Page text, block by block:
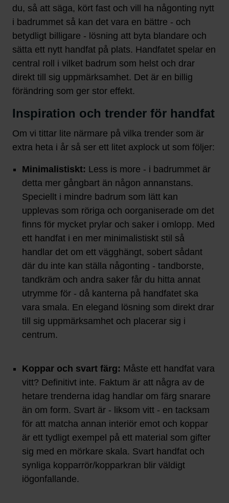
du, så att säga, kört fast och vill ha någonting nytt
i badrummet så kan det vara en bättre - och
betydligt billigare - lösning att byta blandare och
sätta ett nytt handfat på plats. Handfatet spelar en
central roll i vilket badrum som helst och drar
direkt till sig uppmärksamhet. Det är en billig
förändring som ger stor effekt.
Inspiration och trender för handfat
Om vi tittar lite närmare på vilka trender som är
extra heta i år så ser ett litet axplock ut som följer:
Minimalistiskt: Less is more - i badrummet är
detta mer gångbart än någon annanstans.
Speciellt i mindre badrum som lätt kan
upplevas som röriga och oorganiserade om det
finns för mycket prylar och saker i omlopp. Med
ett handfat i en mer minimalistiskt stil så
handlar det om ett vägghängt, sobert sådant
där du inte kan ställa någonting - tandborste,
tandkräm och andra saker får du hitta annat
utrymme för - då kanterna på handfatet ska
vara smala. En elegand lösning som direkt drar
till sig uppmärksamhet och placerar sig i
centrum.
Koppar och svart färg: Måste ett handfat vara
vitt? Definitivt inte. Faktum är att några av de
hetare trenderna idag handlar om färg snarare
än om form. Svart är - liksom vitt - en tacksam
för att matcha annan interiör emot och koppar
är ett tydligt exempel på ett material som gifter
sig med en mörkare skala. Svart handfat och
synliga kopparrör/kopparkran blir väldigt
iögonfallande.